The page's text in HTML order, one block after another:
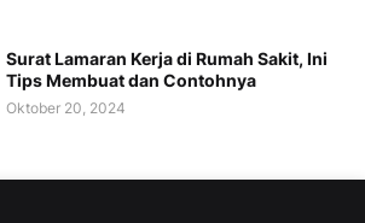
Surat Lamaran Kerja di Rumah Sakit, Ini
Tips Membuat dan Contohnya
Oktober 20, 2024